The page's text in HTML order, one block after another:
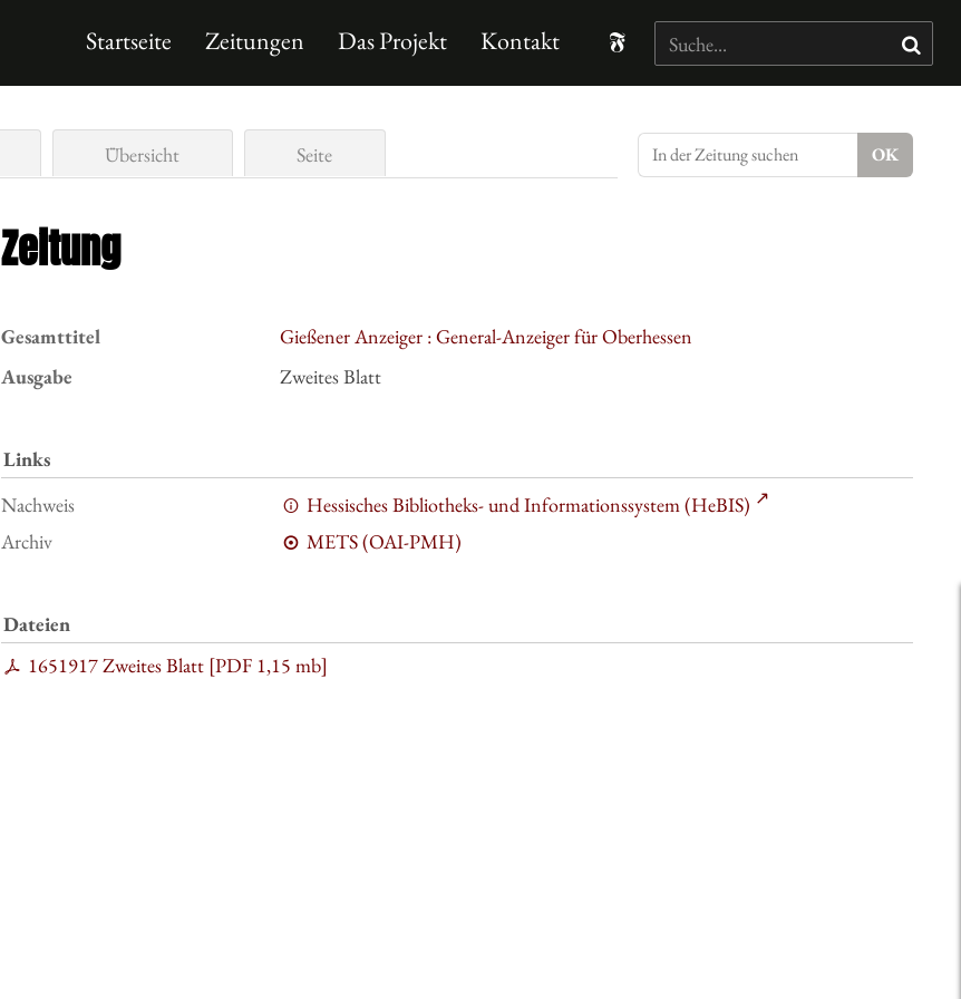
Startseite Zeitungen Das Projekt Kontakt
Übersicht Seite
Zeitung
Gesamttitel
Gießener Anzeiger : General-Anzeiger für Oberhessen
Ausgabe
Zweites Blatt
Links
Nachweis
Hessisches Bibliotheks- und Informationssystem (HeBIS)
Archiv
METS (OAI-PMH)
Dateien
1651917 Zweites Blatt [PDF1,15 mb]